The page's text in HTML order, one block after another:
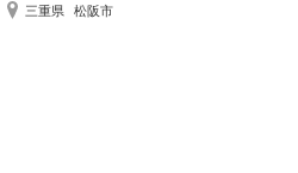
三重県 松阪市